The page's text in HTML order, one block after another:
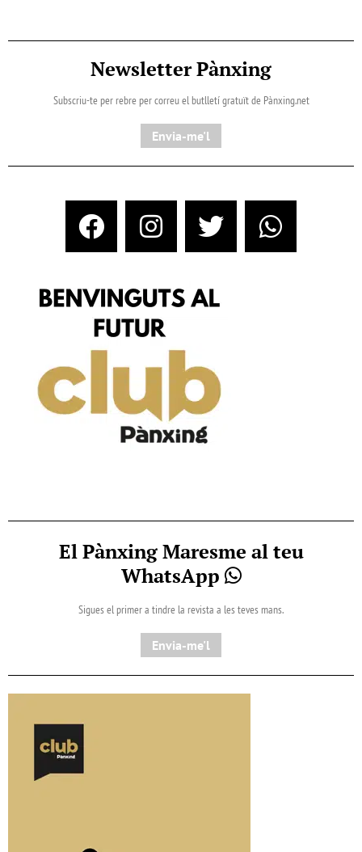
Newsletter Pànxing
Subscriu-te per rebre per correu el butlletí gratuït de Pànxing.net​
Envia-me'l
El Pànxing Maresme al teu
WhatsApp
Sigues el primer a tindre la revista a les teves mans.
Envia-me'l